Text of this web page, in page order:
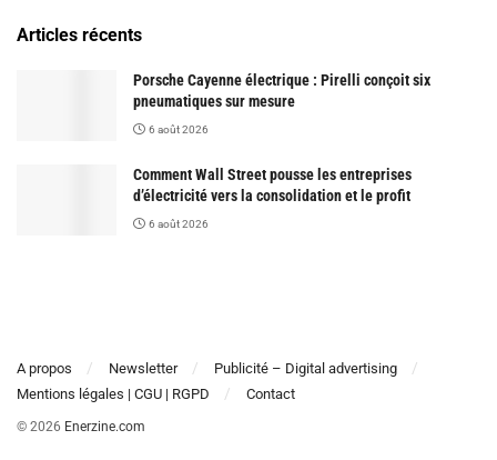
Articles récents
Porsche Cayenne électrique : Pirelli conçoit six
pneumatiques sur mesure
6 août 2026
Comment Wall Street pousse les entreprises
d’électricité vers la consolidation et le profit
6 août 2026
A propos Newsletter
Publicité – Digital advertising
Mentions légales | CGU | RGPD
Contact
© 2026 Enerzine.com